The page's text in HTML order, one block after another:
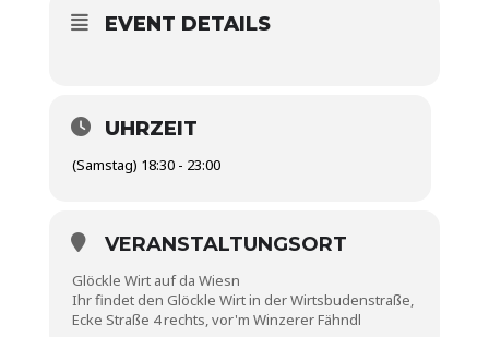
EVENT DETAILS
UHRZEIT
(Samstag) 18:30 - 23:00
VERANSTALTUNGSORT
Glöckle Wirt auf da Wiesn
Ihr findet den Glöckle Wirt in der Wirtsbudenstraße,
Ecke Straße 4 rechts, vor'm Winzerer Fähndl